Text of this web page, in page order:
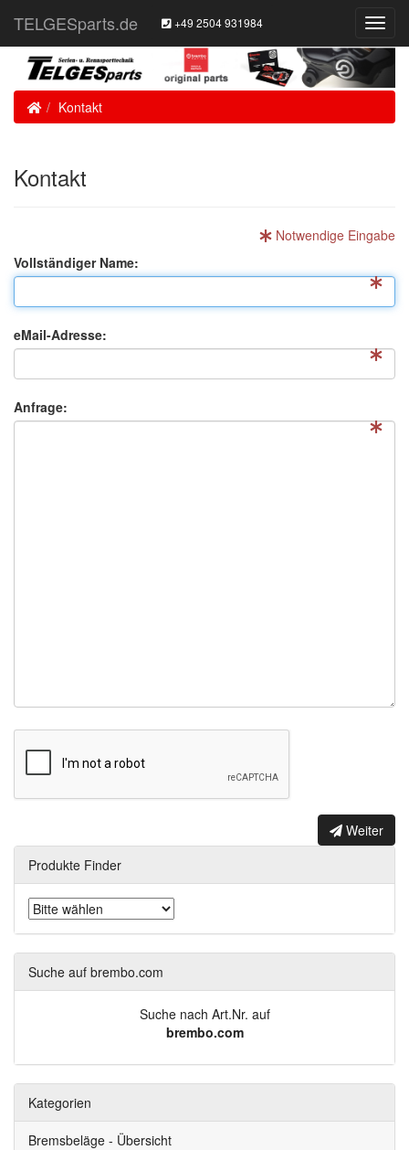
TELGESparts.de +49 2504 931984
HomeKontakt
Kontakt
Notwendige Eingabe
Vollständiger Name:
eMail-Adresse:
Anfrage:
Weiter
Produkte Finder
Suche auf brembo.com
Suche nach Art.Nr. auf
brembo.com
Kategorien
Bremsbeläge - Übersicht